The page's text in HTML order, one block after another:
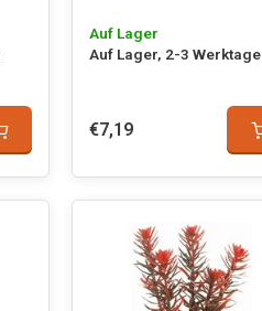
Auf Lager
Auf Lager, 2-3 Werktage
€7,19